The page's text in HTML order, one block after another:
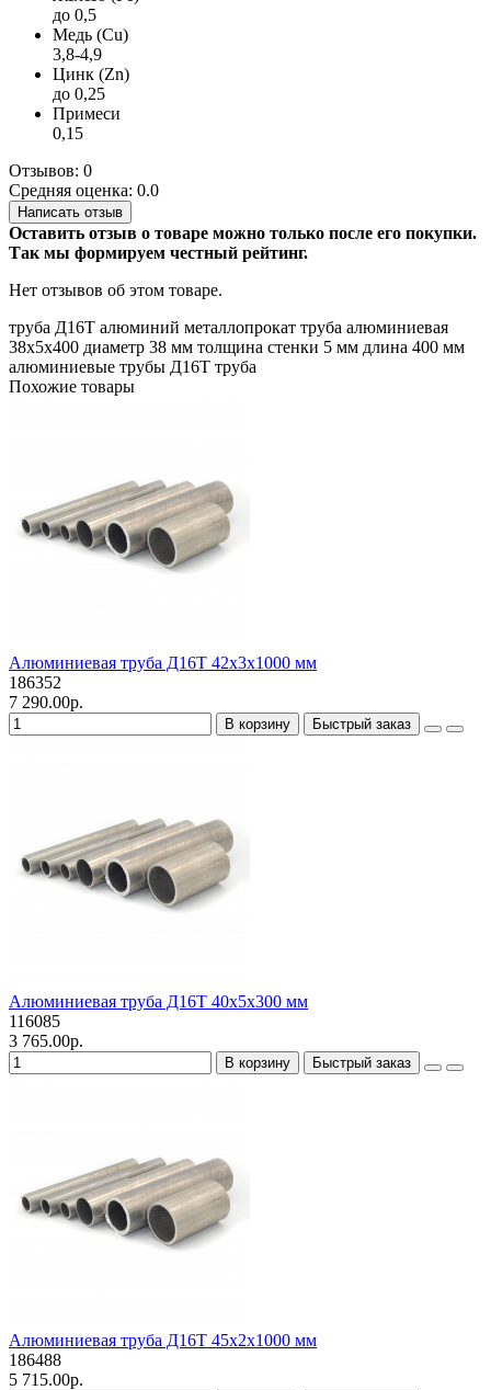
до 0,5
Медь (Cu)
3,8-4,9
Цинк (Zn)
до 0,25
Примеси
0,15
Отзывов: 0
Средняя оценка: 0.0
Написать отзыв
Оставить отзыв о товаре можно только после его покупки.
Так мы формируем честный рейтинг.
Нет отзывов об этом товаре.
труба Д16Т алюминий металлопрокат труба алюминиевая
38х5х400 диаметр 38 мм толщина стенки 5 мм длина 400 мм
алюминиевые трубы Д16Т труба
Похожие товары
Алюминиевая труба Д16Т 42х3х1000 мм
186352
7 290.00р.
В корзину Быстрый заказ
Алюминиевая труба Д16Т 40х5х300 мм
116085
3 765.00р.
В корзину Быстрый заказ
Алюминиевая труба Д16Т 45х2х1000 мм
186488
5 715.00р.